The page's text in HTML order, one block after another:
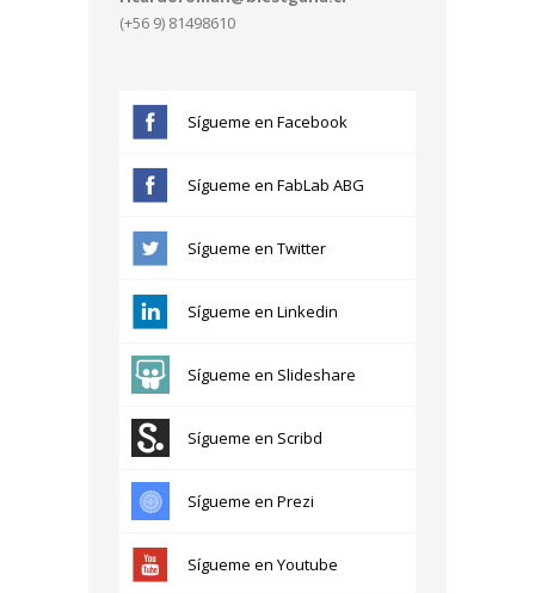
(+56 9) 81498610
Sígueme en Facebook
Sígueme en FabLab ABG
Sígueme en Twitter
Sígueme en Linkedin
Sígueme en Slideshare
Sígueme en Scribd
Sígueme en Prezi
Sígueme en Youtube